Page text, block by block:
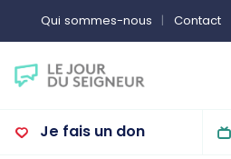
Qui sommes-nous Contact
Je fais un don